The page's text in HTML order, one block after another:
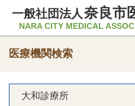
一般社団法人 奈良市
NARA CITY MEDICAL
医療機関検索
大和診療所